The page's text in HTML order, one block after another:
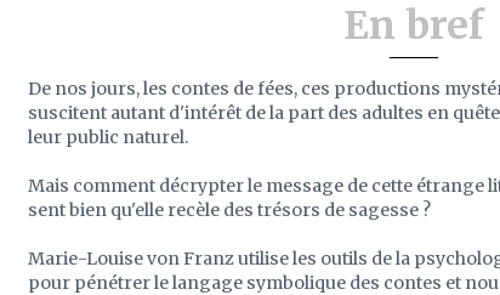
En bref
De nos jours, les contes de fées, ces productions
suscitent autant d'intérêt de la part des adultes en
leur public naturel.
Mais comment décrypter le message de cette étrange
sent bien qu'elle recèle des trésors de sagesse ?
Marie-Louise von Franz utilise les outils de la
pour pénétrer le langage symbolique des contes et